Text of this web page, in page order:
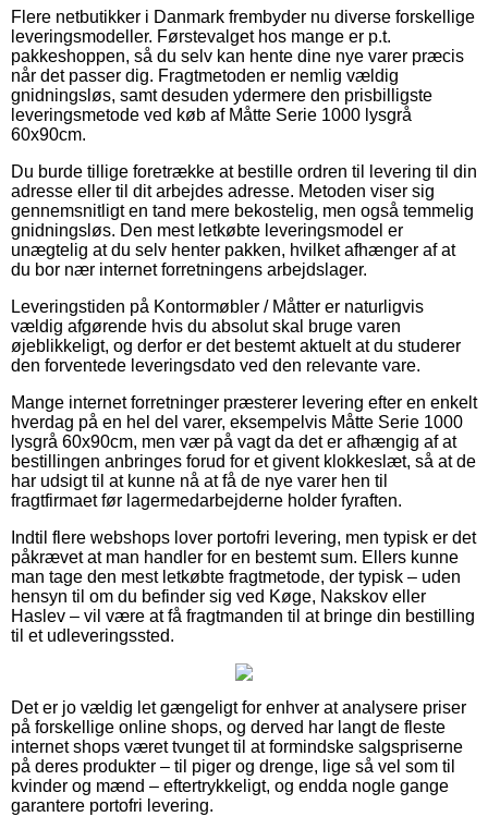
Flere netbutikker i Danmark frembyder nu diverse forskellige
leveringsmodeller. Førstevalget hos mange er p.t.
pakkeshoppen, så du selv kan hente dine nye varer præcis
når det passer dig. Fragtmetoden er nemlig vældig
gnidningsløs, samt desuden ydermere den prisbilligste
leveringsmetode ved køb af Måtte Serie 1000 lysgrå
60x90cm.
Du burde tillige foretrække at bestille ordren til levering til din
adresse eller til dit arbejdes adresse. Metoden viser sig
gennemsnitligt en tand mere bekostelig, men også temmelig
gnidningsløs. Den mest letkøbte leveringsmodel er
unægtelig at du selv henter pakken, hvilket afhænger af at
du bor nær internet forretningens arbejdslager.
Leveringstiden på Kontormøbler / Måtter er naturligvis
vældig afgørende hvis du absolut skal bruge varen
øjeblikkeligt, og derfor er det bestemt aktuelt at du studerer
den forventede leveringsdato ved den relevante vare.
Mange internet forretninger præsterer levering efter en enkelt
hverdag på en hel del varer, eksempelvis Måtte Serie 1000
lysgrå 60x90cm, men vær på vagt da det er afhængig af at
bestillingen anbringes forud for et givent klokkeslæt, så at de
har udsigt til at kunne nå at få de nye varer hen til
fragtfirmaet før lagermedarbejderne holder fyraften.
Indtil flere webshops lover portofri levering, men typisk er det
påkrævet at man handler for en bestemt sum. Ellers kunne
man tage den mest letkøbte fragtmetode, der typisk – uden
hensyn til om du befinder sig ved Køge, Nakskov eller
Haslev – vil være at få fragtmanden til at bringe din bestilling
til et udleveringssted.
Det er jo vældig let gængeligt for enhver at analysere priser
på forskellige online shops, og derved har langt de fleste
internet shops været tvunget til at formindske salgspriserne
på deres produkter – til piger og drenge, lige så vel som til
kvinder og mænd – eftertrykkeligt, og endda nogle gange
garantere portofri levering.